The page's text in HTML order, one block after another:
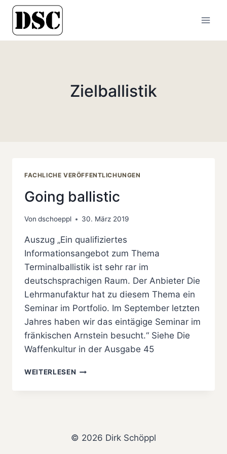
Zum
springen
Zielballistik
FACHLICHE VERÖFFENTLICHUNGEN
Going ballistic
Von dschoeppl 30. März 2019
Auszug „Ein qualifiziertes
Informationsangebot zum Thema
Terminalballistik ist sehr rar im
deutschsprachigen Raum. Der Anbieter Die
Lehrmanufaktur hat zu diesem Thema ein
Seminar im Portfolio. Im September letzten
Jahres haben wir das eintägige Seminar im
fränkischen Arnstein besucht.“ Siehe Die
Waffenkultur in der Ausgabe 45
WEITERLESEN GOING
© 2026 Dirk Schöppl